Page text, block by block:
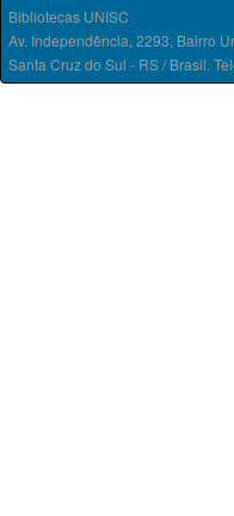
Bibliotecas UNISC
Av. Independência, 2293, Bairro
Santa Cruz do Sul - RS / Brasil.